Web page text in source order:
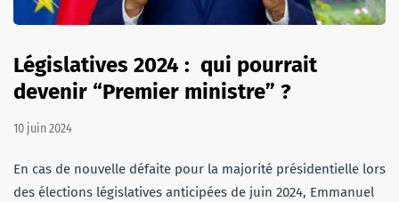
Législatives 2024 : qui pourrait
devenir “Premier ministre” ?
10 juin 2024
En cas de nouvelle défaite pour la majorité présidentielle lors
des élections législatives anticipées de juin 2024, Emmanuel